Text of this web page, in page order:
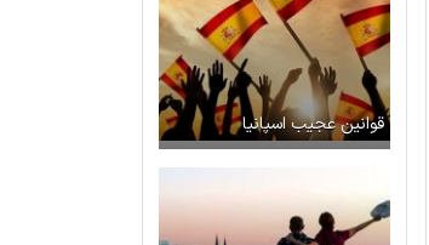
قوانین عجیب اسپانیا